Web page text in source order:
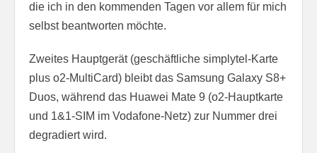
die ich in den kommenden Tagen vor allem für mich
selbst beantworten möchte.
Zweites Hauptgerät (geschäftliche simplytel-Karte
plus o2-MultiCard) bleibt das Samsung Galaxy S8+
Duos, während das Huawei Mate 9 (o2-Hauptkarte
und 1&1-SIM im Vodafone-Netz) zur Nummer drei
degradiert wird.